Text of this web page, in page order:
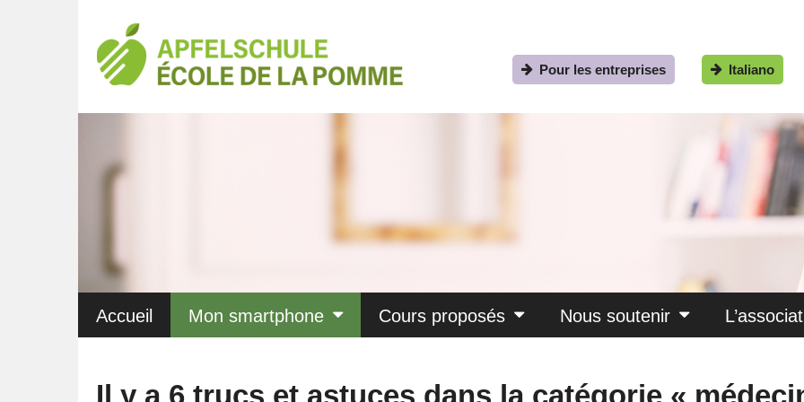
Italiano
Pour les entreprises
Accueil Mon smartphone Cours proposés Nous soutenir
Il y a 6 trucs et astuces dans la catégorie «